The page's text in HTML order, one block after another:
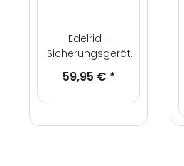
Edelrid -
Sicherungsgerät
Set "Jul² Belay Kit"
Bruce Steel Triple
59,95 € *